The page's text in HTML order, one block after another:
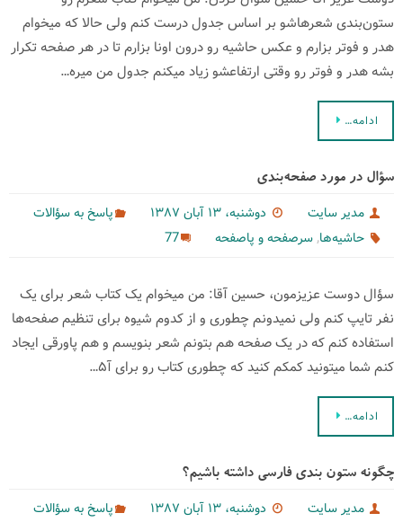
ستون‌بندی شعرهاشو بر اساس جدول درست کنم ولی حالا که میخوام
هدر و فوتر بزارم و عکس حاشیه رو درون اونا بزارم تا در هر صفحه تکرار
بشه هدر و فوتر رو وقتی ارتفاعشو زیاد میکنم جدول من میره…
ادامه…
سؤال در مورد صفحه‌‌بندی
مدیر سایت دوشنبه، ۱۳ آبان ۱۳۸۷
پاسخ به سؤالات
حاشیه‌‌ها,سرصفحه و پاصفحه 77
سؤال دوست عزیزمون، حسین آقا: من میخوام یک کتاب شعر برای یک
نفر تایپ کنم ولی نمیدونم چطوری و از کدوم شیوه برای تنظیم صفحه‌ها
استفاده کنم که در یک صفحه هم بتونم شعر بنویسم و هم پاورقی ایجاد
کنم شما میتونید کمکم کنید که چطوری کتاب رو برای آ۵…
ادامه…
چگونه ستون‌ بندی فارسی داشته باشیم؟
مدیر سایت دوشنبه، ۱۳ آبان ۱۳۸۷
پاسخ به سؤالات